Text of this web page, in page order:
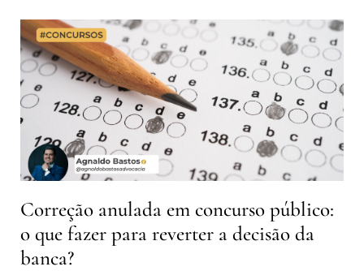
Correção anulada em concurso público:
o que fazer para reverter a decisão da
banca?